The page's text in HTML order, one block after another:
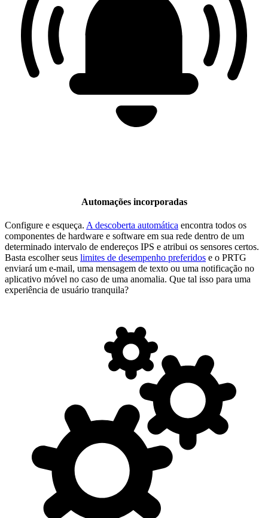
Automações incorporadas
Configure e esqueça. A descoberta automática encontra todos os
componentes de hardware e software em sua rede dentro de um
determinado intervalo de endereços IPS e atribui os sensores certos.
Basta escolher seus limites de desempenho preferidos e o PRTG
enviará um e-mail, uma mensagem de texto ou uma notificação no
aplicativo móvel no caso de uma anomalia. Que tal isso para uma
experiência de usuário tranquila?